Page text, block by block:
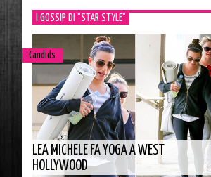
I GOSSIP DI "STAR STYLE"
Candids
LEA MICHELE FA YOGA A WEST
HOLLYWOOD